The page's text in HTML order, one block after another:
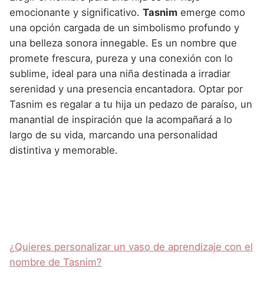
emocionante y significativo. Tasnim emerge como
una opción cargada de un simbolismo profundo y
una belleza sonora innegable. Es un nombre que
promete frescura, pureza y una conexión con lo
sublime, ideal para una niña destinada a irradiar
serenidad y una presencia encantadora. Optar por
Tasnim es regalar a tu hija un pedazo de paraíso, un
manantial de inspiración que la acompañará a lo
largo de su vida, marcando una personalidad
distintiva y memorable.
¿Quieres personalizar un vaso de aprendizaje con el
nombre de Tasnim?